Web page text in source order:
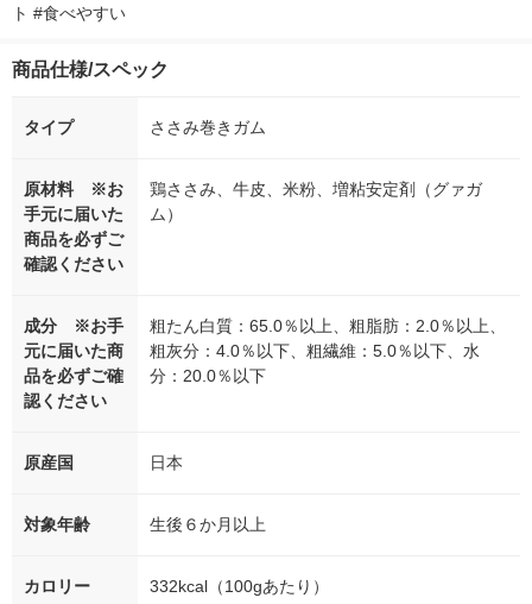
ト #食べやすい
商品仕様/スペック
タイプ ささみ巻きガム
原材料 ※お
手元に届いた
商品を必ずご
確認ください
鶏ささみ、牛皮、米粉、増粘安定剤（グァガ
ム）
成分 ※お手
元に届いた商
品を必ずご確
認ください
粗たん白質：65.0％以上、粗脂肪：2.0％以上、
粗灰分：4.0％以下、粗繊維：5.0％以下、水
分：20.0％以下
原産国 日本
対象年齢 生後６か月以上
カロリー
332kcal（100gあたり）